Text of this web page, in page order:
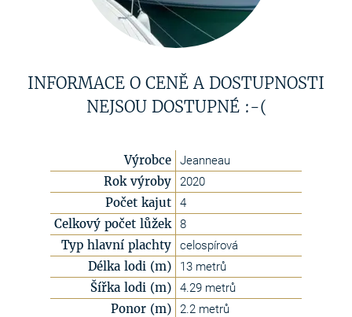
INFORMACE O CENĚ A DOSTUPNOSTI
NEJSOU DOSTUPNÉ :-(
Výrobce Jeanneau
Rok výroby 2020
Počet kajut 4
Celkový počet lůžek 8
Typ hlavní plachty celospírová
Délka lodi (m) 13 metrů
Šířka lodi (m) 4.29 metrů
Ponor (m) 2.2 metrů